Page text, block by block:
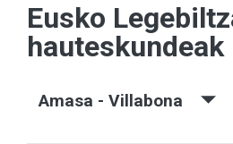
Eusko
hauteskundeak
Amasa - Villabona